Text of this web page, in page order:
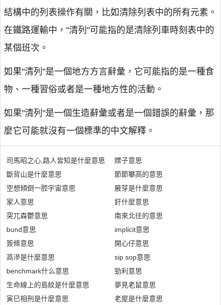
結構中的列表操作有關，比如清除列表中的所有元素。
在鐵路運輸中，"清列"可能指的是清除列車時刻表中的
某個班次。
如果"清列"是一個地方方言辭彙，它可能指的是一種食
物、一種習俗或者是一種地方性的活動。
如果"清列"是一個生造辭彙或者是一個錯誤的辭彙，那
麼它可能就沒有一個標準的中文解釋。
司馬昭之心,路人皆知是什麼意思
斷背山是什麼意思
空想傾倒一腔宇宙意思
家人意思
突兀森鬱意思
bund意思
簽條意思
高滲是什麼意思
benchmark什么意思
生命線上的島紋是什麼意思
寅巳相刑是什麼意思
嫖子意思
節節攀高的意思
腋芽是什麼意思
釪什麼意思
南來北往的意思
implicit意思
開心仔意思
sip sop意思
勁利意思
夢見老鼠意思
老屋是什麼意思